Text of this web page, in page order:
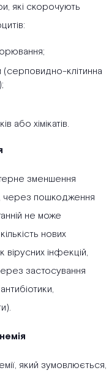
які скорочують
(серповидно-клітинна
або хімікатів.
зменшення
через пошкодження
не може
нових
вірусних інфекцій,
застосування
який зумовлюється,